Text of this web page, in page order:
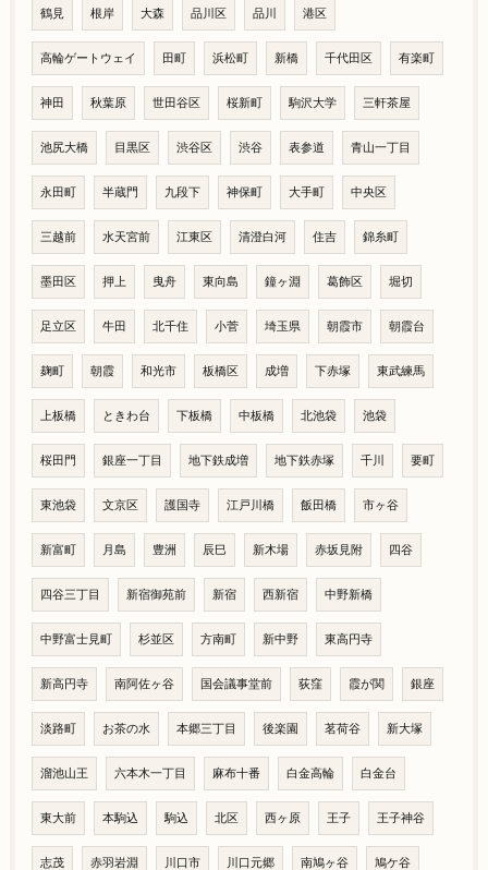
鶴見 根岸 大森 品川区 品川 港区
高輪ゲートウェイ 田町 浜松町 新橋 千代田区 有楽町
神田 秋葉原 世田谷区 桜新町 駒沢大学 三軒茶屋
池尻大橋 目黒区 渋谷区 渋谷 表参道 青山一丁目
永田町 半蔵門 九段下 神保町 大手町 中央区
三越前 水天宮前 江東区 清澄白河 住吉 錦糸町
墨田区 押上 曳舟 東向島 鐘ヶ淵 葛飾区 堀切
足立区 牛田 北千住 小菅 埼玉県 朝霞市 朝霞台
麹町 朝霞 和光市 板橋区 成増 下赤塚 東武練馬
上板橋 ときわ台 下板橋 中板橋 北池袋 池袋
桜田門 銀座一丁目 地下鉄成増 地下鉄赤塚 千川 要町
東池袋 文京区 護国寺 江戸川橋 飯田橋 市ヶ谷
新富町 月島 豊洲 辰巳 新木場 赤坂見附 四谷
四谷三丁目 新宿御苑前 新宿 西新宿 中野新橋
中野富士見町 杉並区 方南町 新中野 東高円寺
新高円寺 南阿佐ヶ谷 国会議事堂前 荻窪 霞が関 銀座
淡路町 お茶の水 本郷三丁目 後楽園 茗荷谷 新大塚
溜池山王 六本木一丁目 麻布十番 白金高輪 白金台
東大前 本駒込 駒込 北区 西ヶ原 王子 王子神谷
志茂 赤羽岩淵 川口市 川口元郷 南鳩ヶ谷 鳩ケ谷